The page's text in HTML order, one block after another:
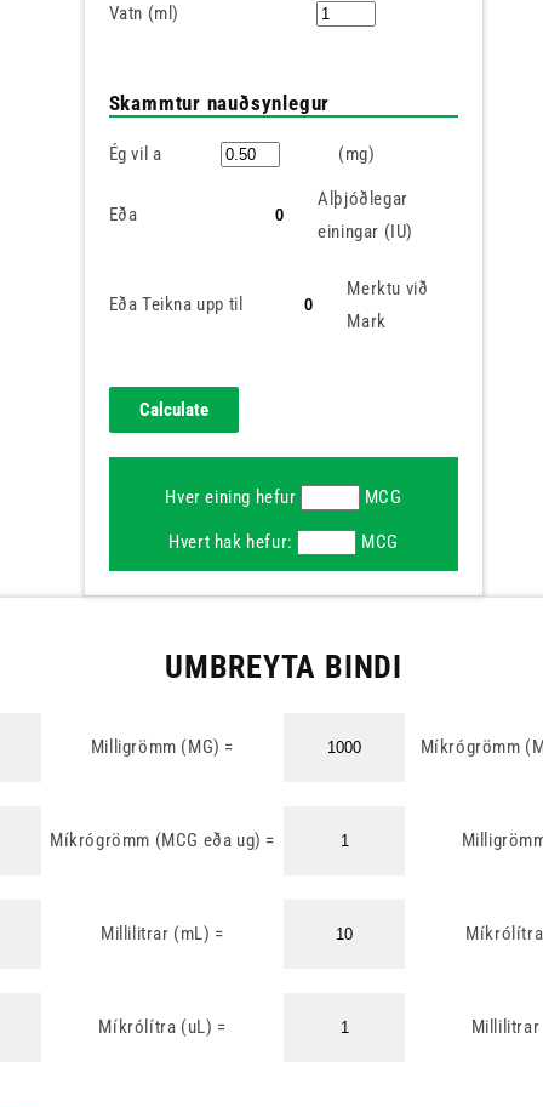
Vatn (ml)
Skammtur nauðsynlegur
Ég vil a (mg)
Eða
Alþjóðlegar
einingar (IU)
Eða Teikna upp til
Merktu við
Mark
Hver eining hefur MCG
Hvert hak hefur: MCG
UMBREYTA BINDI
Milligrömm (MG) = Míkrógrömm
Míkrógrömm (MCG eða ug) =
Millilitrar (mL) =
Míkrólítra (uL) =